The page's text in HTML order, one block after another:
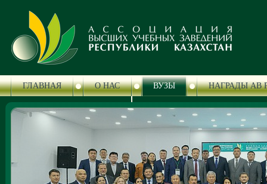
ГЛАВНАЯ О НАС ВУЗЫ НАГРАДЫ АВ
ЦЕНТР СЕРТИФИКАЦИИ